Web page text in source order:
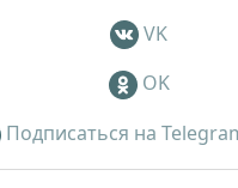
VK
OK
Подписаться на